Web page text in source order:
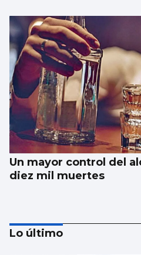
Un mayor control del
diez mil muertes
Lo último